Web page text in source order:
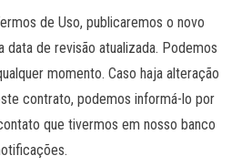
de Uso, publicaremos o novo
de revisão atualizada. Podemos
momento. Caso haja alteração
contrato, podemos informá-lo por
que tivermos em nosso banco